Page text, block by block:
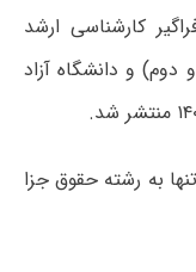
کارشناسی ارشد
دوم) و دانشگاه آزاد
به رشته حقوق جزا